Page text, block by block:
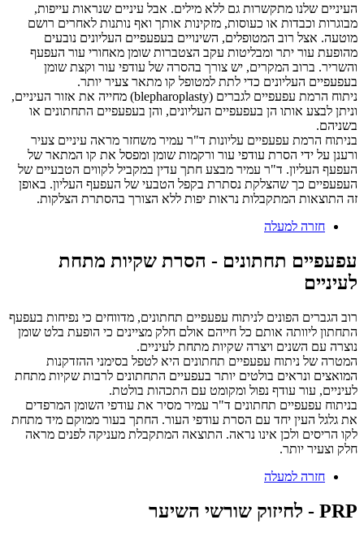
העיניים שלנו מתקשרות גם ללא מילים. אבל עיניים שנראות עייפות,
מבוגרות וכבדות או כעוסות, מזקינות אותך ואף נותנות לאחרים רושם
מוטעה. אצל רוב המטופלים, השינויים בעפעפיים העליונים נובעים
מהופעת עור יתר ומבליטות עקב הצטברות שומן מאחורי עור העפעף
והשריר. ברוב המקרים, יש צורך בהסרה של עודפי עור וקצת שומן
בעפעפיים העליונים כדי לתת למטופל קו מתאר צעיר יותר.
ניתוח הרמת עפעפיים לגברים (blepharoplasty) מחייה את אזור העיניים,
וניתן לבצע אותו הן בעפעפיים העליונים, והן בעפעפיים התחתונים או
בשניהם.
בניתוח הרמת עפעפיים עליונות ד"ר עמיר משחזר מראה עיניים צעיר
ורענן על ידי הסרת עודפי עור ורקמות שומן ומפסל את קו המתאר של
העפעף העליון. ד"ר עמיר מבצע חתך עדין במקביל לקווים הטבעיים של
העפעפיים כך שהצלקת נסתרת בקפל הטבעי של העפעף העליון. באופן
זה התוצאות המתקבלות נראות יפות ללא הצורך בהסתרת הצלקות.
חזרה למעלה
עפעפיים תחתונים - הסרת שקיות מתחת
לעיניים
רוב הגברים הפונים לניתוח עפעפיים תחתונים, מדווחים כי נפיחות בעפעף
התחתון ליוותה אותם כל חייהם אולם חלק מציינים כי הופעת בלט שומן
נוצרה עם השנים ויצרה שקיות מתחת לעיניים.
המטרה של ניתוח עפעפיים תחתונים היא לטפל בסימני ההזדקנות
המואצים ונראים בולטים יותר בעפעיים התחתונים לרבות שקיות מתחת
לעיניים, עור עודף נפול ומקומט עם התכהות בולטת.
בניתוח עפעפיים תחתונים ד"ר עמיר מסיר את עודפי השומן המרפדים
את גלגל העין יחד עם הסרת עודפי העור. החתך בעור ממוקם מיד מתחת
לקו הריסים ולכן אינו נראה. התוצאה המתקבלת מעניקה לפנים מראה
חלק וצעיר יותר.
חזרה למעלה
PRP - לחיזוק שורשי השיער